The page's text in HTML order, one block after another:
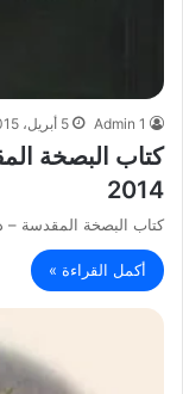
Admin 1 5 أبريل، 2015
2014
كتاب البصخة المقدسة –
أكمل القراءة »